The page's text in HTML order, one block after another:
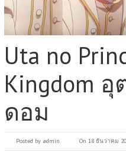
Uta no
Kingdom
ดอม
Posted by admin On 18 ธันวาคม